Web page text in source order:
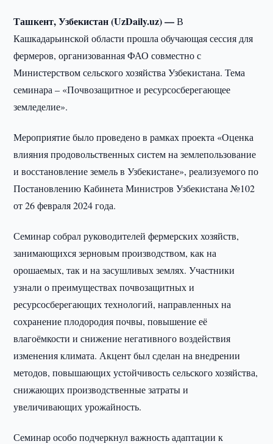
Ташкент, Узбекистан (UzDaily.uz) —В
Кашкадарьинской области прошла обучающая сессия для
фермеров, организованная ФАО совместно с
Министерством сельского хозяйства Узбекистана. Тема
семинара – «Почвозащитное и ресурсосберегающее
земледелие».
Мероприятие было проведено в рамках проекта «Оценка
влияния продовольственных систем на землепользование
и восстановление земель в Узбекистане», реализуемого по
Постановлению Кабинета Министров Узбекистана №102
от 26 февраля 2024 года.
Семинар собрал руководителей фермерских хозяйств,
занимающихся зерновым производством, как на
орошаемых, так и на засушливых землях. Участники
узнали о преимуществах почвозащитных и
ресурсосберегающих технологий, направленных на
сохранение плодородия почвы, повышение её
влагоёмкости и снижение негативного воздействия
изменения климата. Акцент был сделан на внедрении
методов, повышающих устойчивость сельского хозяйства,
снижающих производственные затраты и
увеличивающих урожайность.
Семинар особо подчеркнул важность адаптации к